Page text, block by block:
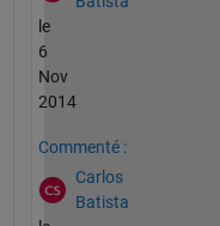
le
6
Nov
2014
Commenté :
Carlos
Batista